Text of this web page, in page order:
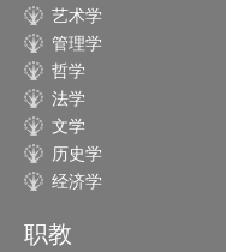
艺术学
管理学
哲学
法学
文学
历史学
经济学
职教